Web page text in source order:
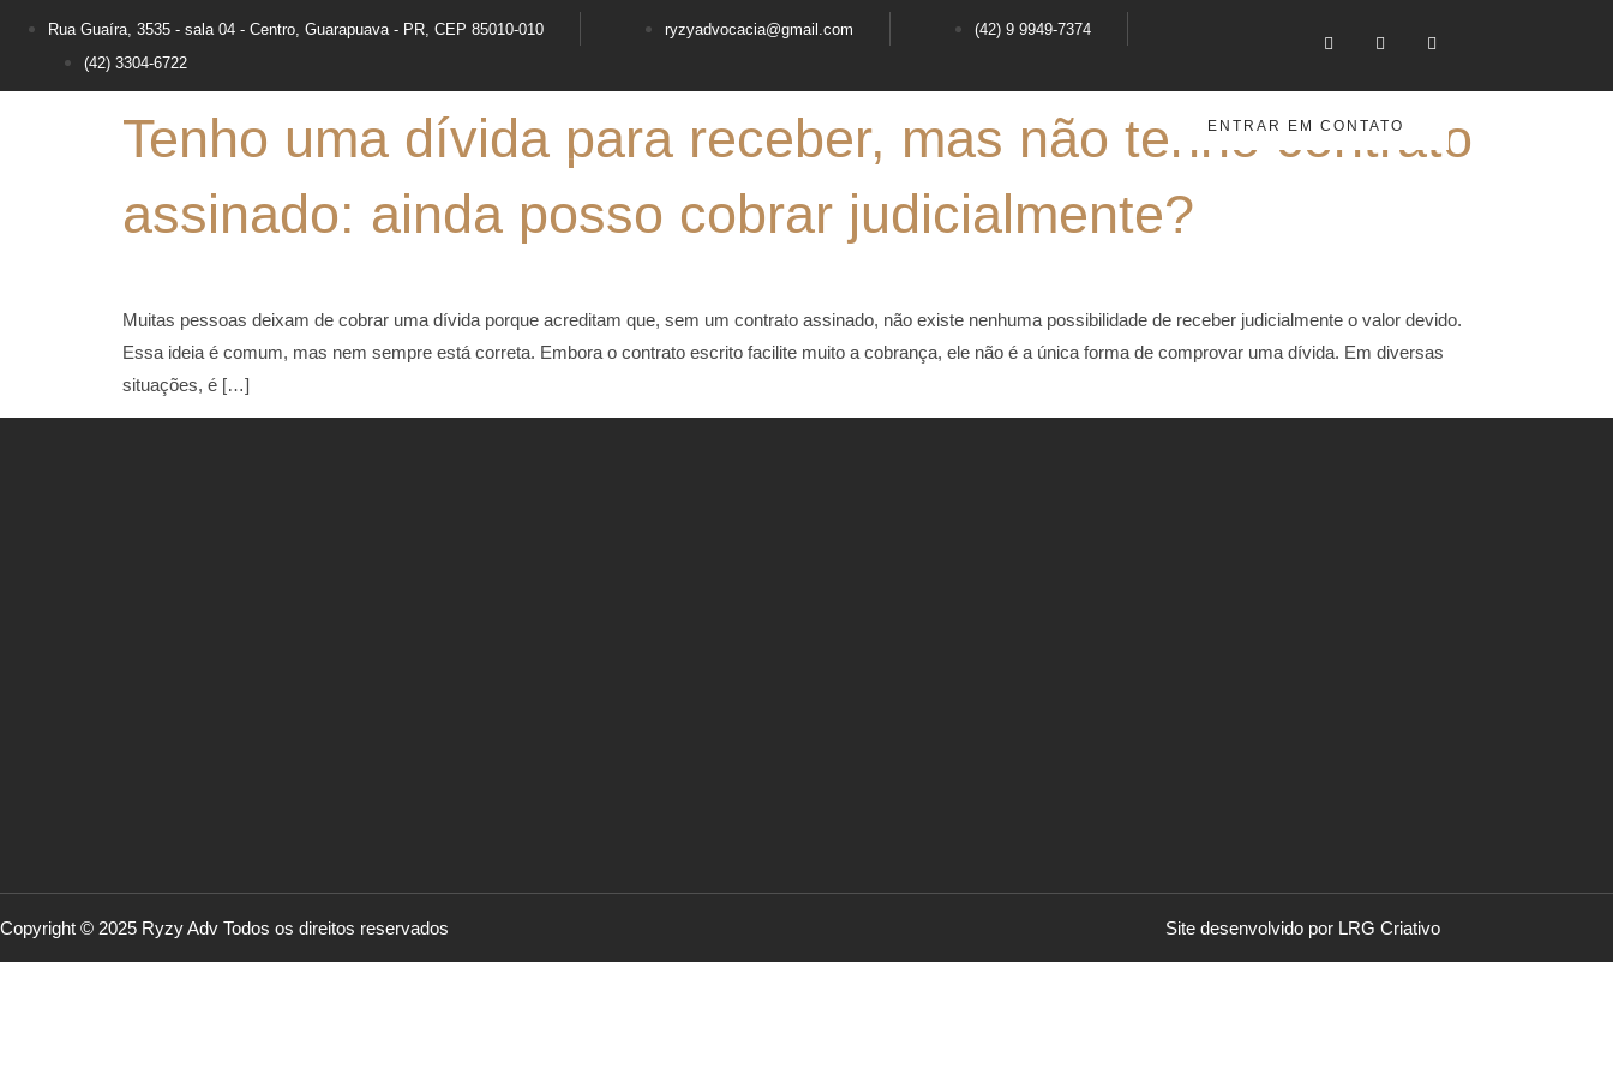
Rua Guaíra, 3535 - sala 04 - Centro, Guarapuava - PR, CEP 85010-010 ryzyadvocacia@gmail.com
(42) 9 9949-7374
(42) 3304-6722
ENTRAR EM CONTATO
Tenho uma dívida para receber, mas não tenho contrato
assinado: ainda posso cobrar judicialmente?
Muitas pessoas deixam de cobrar uma dívida porque acreditam que, sem um contrato assinado, não existe nenhuma possibilidade de receber judicialmente o valor devido.
Essa ideia é comum, mas nem sempre está correta. Embora o contrato escrito facilite muito a cobrança, ele não é a única forma de comprovar uma dívida. Em diversas
situações, é […]
Copyright © 2025 Ryzy Adv Todos os direitos reservados Site desenvolvido por LRG Criativo